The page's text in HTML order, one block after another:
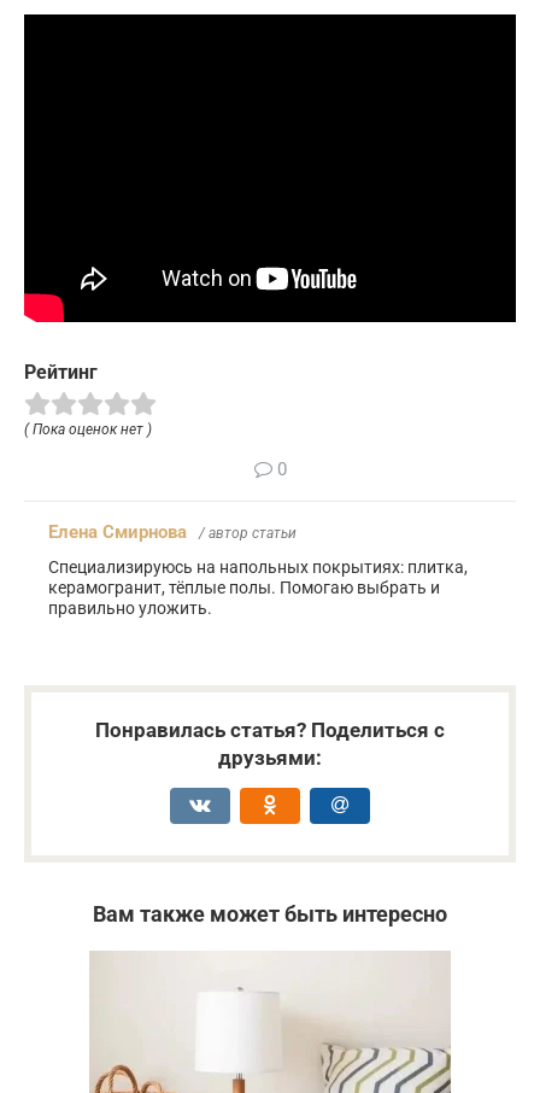
Рейтинг
( Пока оценок нет )
0
Елена Смирнова / автор статьи
Специализируюсь на напольных покрытиях: плитка,
керамогранит, тёплые полы. Помогаю выбрать и
правильно уложить.
Понравилась статья? Поделиться с
друзьями:
Вам также может быть интересно